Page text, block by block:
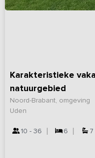
Karakteristieke
natuurgebied
Noord-Brabant, omgeving
Uden
10 - 36 6 7